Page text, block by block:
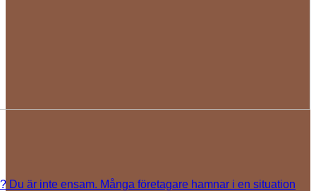
är inte ensam. Många företagare hamnar i en situation